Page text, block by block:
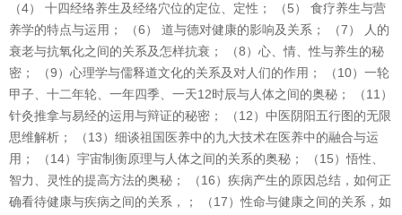
（4） 十四经络养生及经络穴位的定位、定性； （5） 食疗养生与营
养学的特点与运用； （6） 道与德对健康的影响及关系； （7） 人的
衰老与抗氧化之间的关系及怎样抗衰； （8）心、情、性与养生的秘
密； （9）心理学与儒释道文化的关系及对人们的作用； （10）一轮
甲子、十二年轮、一年四季、一天12时辰与人体之间的奥秘； （11）
针灸推拿与易经的运用与辩证的秘密； （12）中医阴阳五行图的无限
思维解析； （13）细谈祖国医养中的九大技术在医养中的融合与运
用； （14）宇宙制衡原理与人体之间的关系的奥秘； （15）悟性、
智力、灵性的提高方法的奥秘； （16）疾病产生的原因总结，如何正
确看待健康与疾病之间的关系，； （17）性命与健康之间的关系，如